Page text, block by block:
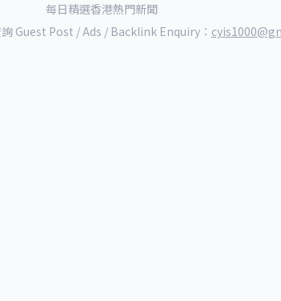
每日精選香港熱門新聞
Guest Post / Ads / Backlink Enquiry：